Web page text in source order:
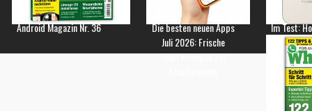
Android Magazin Nr. 36
Die besten neuen Apps
Juli 2026: Frische
Empfehlungen für
Im Test: